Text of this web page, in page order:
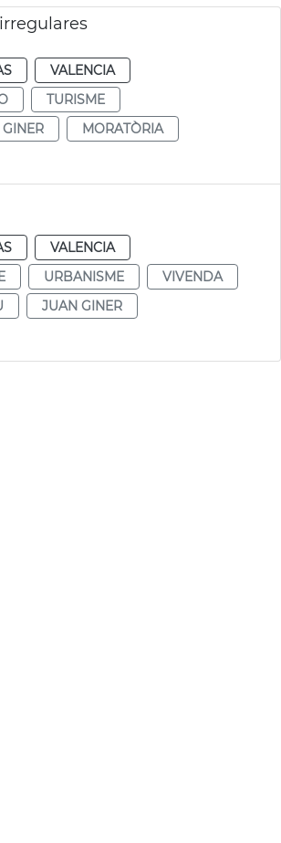
VALENCIA
TURISME
MORATÒRIA
VALENCIA
URBANISME
VIVENDA
JUAN GINER